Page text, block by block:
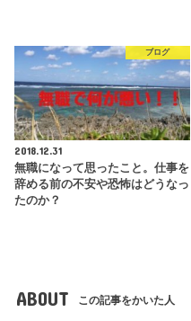
ブログ
2018.12.31
無職になって思ったこと。仕事を
辞める前の不安や恐怖はどうなっ
たのか？
ABOUT この記事をかいた人